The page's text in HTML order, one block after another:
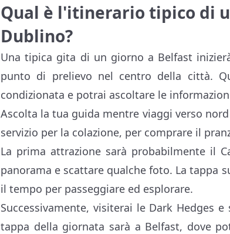
Qual è l'itinerario tipico di
Dublino?
Una tipica gita di un giorno a Belfast
punto di prelievo nel centro della città.
condizionata e potrai ascoltare le
Ascolta la tua guida mentre viaggi verso
servizio per la colazione, per comprare il
La prima attrazione sarà probabilmente il
panorama e scattare qualche foto. La tappa
il tempo per passeggiare ed esplorare.
Successivamente, visiterai le Dark Hedges
tappa della giornata sarà a Belfast, dove